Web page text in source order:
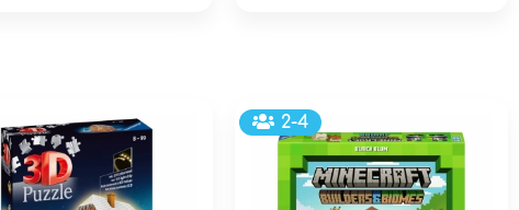
2-4